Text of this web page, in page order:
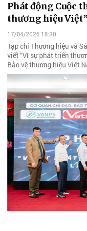
Phát động Cuộc
thương hiệu
17/04/2026 18:30
Tạp chí Thương hiệu và
viết “Vì sự phát triển
Bảo vệ thương hiệu Việt